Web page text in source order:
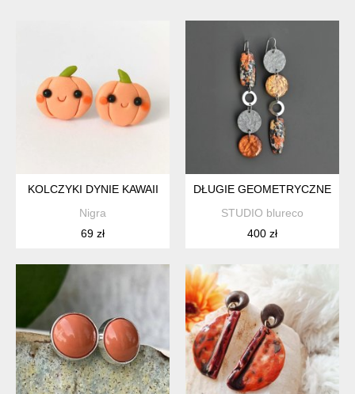
KOLCZYKI DYNIE KAWAII
Nigra
69 zł
DŁUGIE GEOMETRYCZNE
STUDIO blureco
400 zł